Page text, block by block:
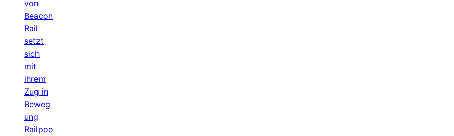
von
Beacon
Rail
setzt
sich
mit
ihrem
Zug in
Beweg
ung
Railpoo